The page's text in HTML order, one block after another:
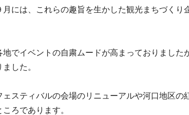
には、これらの趣旨を生かした観光まちづくり
でイベントの自粛ムードが高まっておりました
した。
スティバルの会場のリニューアルや河口地区の
ろであります。